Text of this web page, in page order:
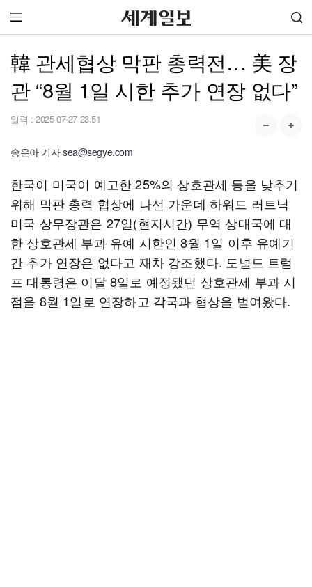
韓 관세협상 막판 총력전… 美 장
관 “8월 1일 시한 추가 연장 없다”
입력 : 2025-07-27 23:51
송은아 기자 sea@segye.com
한국이 미국이 예고한 25%의 상호관세 등을 낮추기
위해 막판 총력 협상에 나선 가운데 하워드 러트닉
미국 상무장관은 27일(현지시간) 무역 상대국에 대
한 상호관세 부과 유예 시한인 8월 1일 이후 유예기
간 추가 연장은 없다고 재차 강조했다. 도널드 트럼
프 대통령은 이달 8일로 예정됐던 상호관세 부과 시
점을 8월 1일로 연장하고 각국과 협상을 벌여왔다.